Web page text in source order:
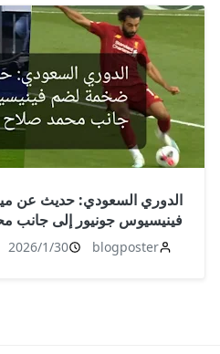
الدوري السعودي: حديث عن
فينيسيوس جونيور إلى جانب
الصيفblogposter
2026/1/30